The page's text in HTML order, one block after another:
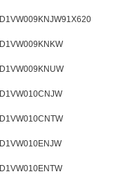
D1VW009KNJW91X620
D1VW009KNKW
D1VW009KNUW
D1VW010CNJW
D1VW010CNTW
D1VW010ENJW
D1VW010ENTW